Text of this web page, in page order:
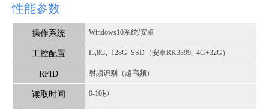
性能参数
操作系统 Windows10系统/安卓
工控配置 I5,8G, 128G SSD（安卓RK3399, 4G+32G）
RFID 射频识别（超高频）
读取时间 0-10秒